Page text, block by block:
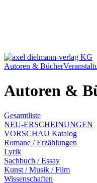
Autoren & Bücher
Autoren &
Gesamtliste
NEU-ERSCHEINUNGEN
VORSCHAU Katalog
Romane / Erzählungen
Lyrik
Sachbuch / Essay
Kunst / Musik / Film
Wissenschaften